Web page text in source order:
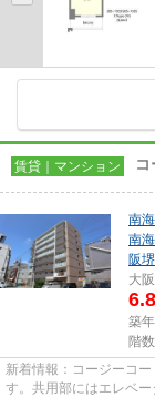
賃貸｜マンション コ
南
南
阪
大
6.8
築
階
新着情報：コージーコ
す。共用部にはエレベ